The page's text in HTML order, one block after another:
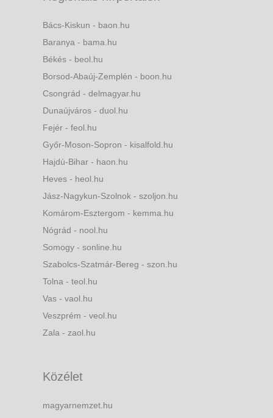
Bács-Kiskun - baon.hu
Baranya - bama.hu
Békés - beol.hu
Borsod-Abaúj-Zemplén - boon.hu
Csongrád - delmagyar.hu
Dunaújváros - duol.hu
Fejér - feol.hu
Győr-Moson-Sopron - kisalfold.hu
Hajdú-Bihar - haon.hu
Heves - heol.hu
Jász-Nagykun-Szolnok - szoljon.hu
Komárom-Esztergom - kemma.hu
Nógrád - nool.hu
Somogy - sonline.hu
Szabolcs-Szatmár-Bereg - szon.hu
Tolna - teol.hu
Vas - vaol.hu
Veszprém - veol.hu
Zala - zaol.hu
Közélet
magyarnemzet.hu